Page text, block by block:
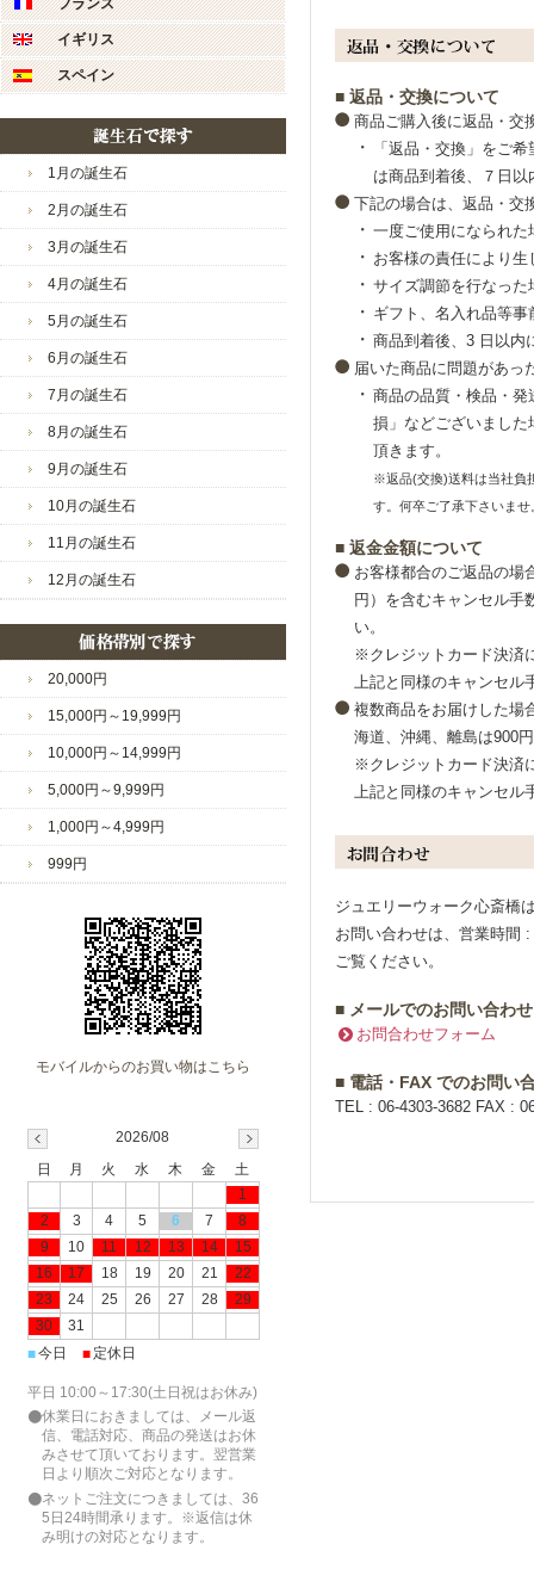
ラッピングへの評価も大変
ありがとうございます。
たくさんご愛用いただけま
新商品も多数ご用意してお
まゅ様のまたのご利用ス
今後とも宜しくお願い致し
■ 返品・交換について
商品ご購入後に返品・交
「返品・交換」をご
は商品到着後、７日
下記の場合は、返品・交
一度ご使用になられた
お客様の責任により
サイズ調節を行なった
ギフト、名入れ品等
商品到着後、3 日以内
届いた商品に問題があっ
商品の品質・検品・
損」などございまし
頂きます。
※返品(交換)送料は当社負
す。何卒ご了承下さいませ
■ 返金金額について
お客様都合のご返品の場
円）を含むキャンセル手
い。
※クレジットカード決済
上記と同様のキャンセ
複数商品をお届けした場
海道、沖縄、離島は900
※クレジットカード決済
上記と同様のキャンセ
ジュエリーウォーク心斎橋
お問い合わせは、営業時間
ご覧ください。
■ メールでのお問い合わせ
お問合わせフォーム
■ 電話・FAX でのお問い
TEL : 06-4303-3682 FAX :
フランス
イギリス
スペイン
1月の誕生石
2月の誕生石
3月の誕生石
4月の誕生石
5月の誕生石
6月の誕生石
7月の誕生石
8月の誕生石
9月の誕生石
10月の誕生石
11月の誕生石
12月の誕生石
20,000円
15,000円～19,999円
10,000円～14,999円
5,000円～9,999円
1,000円～4,999円
999円
モバイルからのお買い物はこちら
2026/08
日
月 火 水 木 金
土
1
2
3 4 5 6 7
8
9
10 11 12 13 14
15
16
17 18 19 20 21
22
23
24 25 26 27 28
29
30
31
■今日 ■ 定休日
平日 10:00～17:30(土日祝はお休み)
休業日におきましては、メール返
信、電話対応、商品の発送はお休
みさせて頂いております。翌営業
日より順次ご対応となります。
ネットご注文につきましては、36
5日24時間承ります。※返信は休
み明けの対応となります。